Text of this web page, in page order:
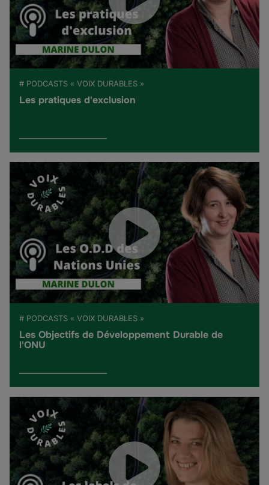
# PODCASTS « VOIX DURABLES »
Les pratiques d'exclusion
# PODCASTS « VOIX DURABLES »
Les Objectifs de Développement Durable de
l'ONU